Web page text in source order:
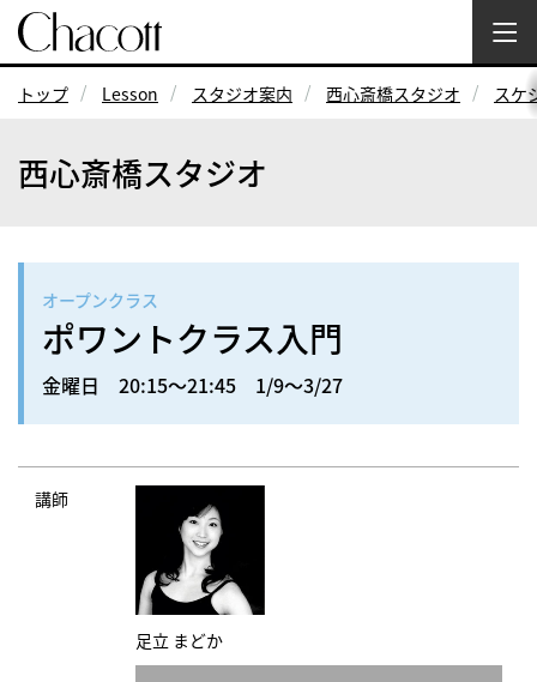
トップ Lesson スタジオ案内 西心斎橋スタジオ スケ
西心斎橋スタジオ
オープンクラス
ポワントクラス入門
金曜日 20:15～21:45 1/9～3/27
講師
足立 まどか